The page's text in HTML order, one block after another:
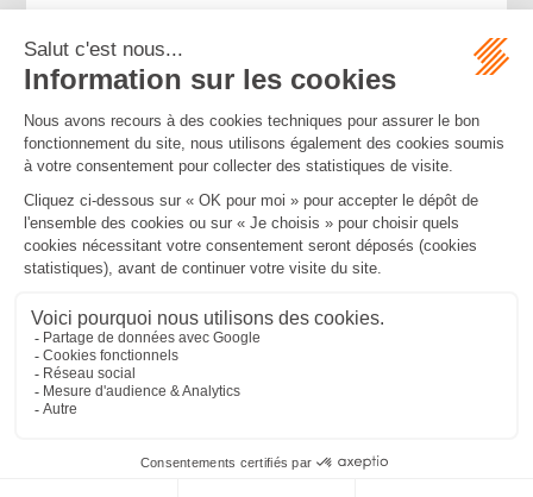
<< < ... 12
>>
Mentions légalesPolitique de confidentialitéPolitique de cookies
Plan du site
MBA ET ASSOCIÉS
235 Rue Helene Boucher, 34170 CASTELNAU LE LEZ
Bureau secondaire à Cannes